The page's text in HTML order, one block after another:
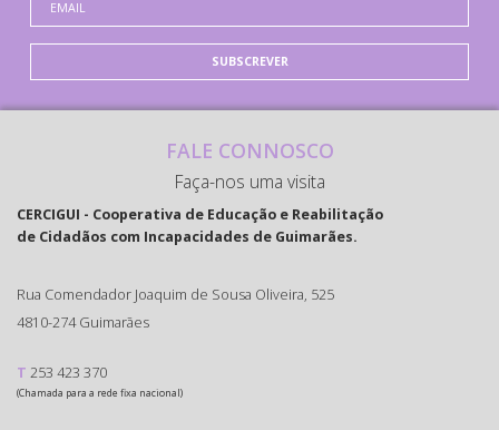
SUBSCREVER
FALE CONNOSCO
Faça-nos uma visita
CERCIGUI - Cooperativa de Educação e Reabilitação
de Cidadãos com Incapacidades de Guimarães.
Rua Comendador Joaquim de Sousa Oliveira, 525
4810-274 Guimarães
T 253 423 370
(Chamada para a rede fixa nacional)